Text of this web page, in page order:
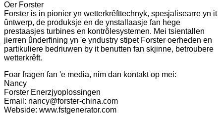
Oer Forster
Forster is in pionier yn wetterkrêfttechnyk, spesjalisearre yn it
ûntwerp, de produksje en de ynstallaasje fan hege
prestaasjes turbines en kontrôlesystemen. Mei tsientallen
jierren ûnderfining yn 'e yndustry stipet Forster oerheden en
partikuliere bedriuwen by it benutten fan skjinne, betroubere
wetterkrêft.
Foar fragen fan 'e media, nim dan kontakt op mei:
Nancy
Forster Enerzjyoplossingen
Email: nancy@forster-china.com
Webside: www.fstgenerator.com